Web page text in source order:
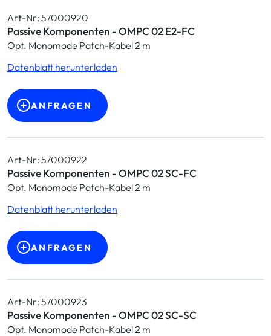
Art-Nr: 57000920
Passive Komponenten - OMPC 02 E2-FC
Opt. Monomode Patch-Kabel 2 m
Datenblatt herunterladen
ANFRAGEN
Art-Nr: 57000922
Passive Komponenten - OMPC 02 SC-FC
Opt. Monomode Patch-Kabel 2 m
Datenblatt herunterladen
ANFRAGEN
Art-Nr: 57000923
Passive Komponenten - OMPC 02 SC-SC
Opt. Monomode Patch-Kabel 2 m